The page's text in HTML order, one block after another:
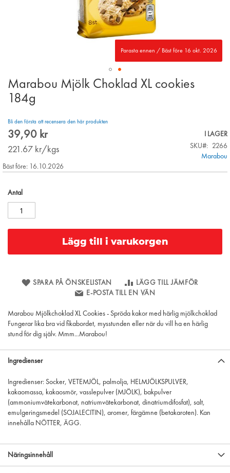
Parasta ennen / Bäst före 16 okt. 2026
Skip
to
the
of
the
gallery
Marabou Mjölk Choklad XL cookies
184g
Bli den första att recensera den här produkten
39,90 kr
221.67 kr/kgs
I LAGER
SKU
2266
Marabou
Bäst före: 16.10.2026
Antal
Lägg till i varukorgen
SPARA PÅ ÖNSKELISTAN
LÄGG TILL JÄMFÖR
E-POSTA TILL EN VÄN
Marabou Mjölkchoklad XL Cookies - Spröda kakor med härlig mjölkchoklad
Fungerar lika bra vid fikabordet, mysstunden eller när du vill ha en härlig
stund för dig själv. Mmm...Marabou!
Ingredienser
Ingredienser: Socker, VETEMJÖL, palmolja, HELMJÖLKSPULVER,
kakaomassa, kakaosmör, vasslepulver (MJÖLK), bakpulver
(ammoniumvätekarbonat, natriumvätekarbonat, dinatriumdifosfat), salt,
emulgeringsmedel (SOJALECITIN), aromer, färgämne (betakaroten). Kan
innehålla NÖTTER, ÄGG.
Näringsinnehåll